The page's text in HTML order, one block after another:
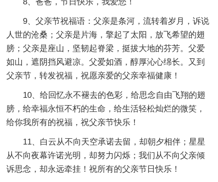
9、父亲节祝福语：父亲是条河，流转着岁月，诉说
人世的沧桑；父亲是片海，擎起了太阳，放飞希望的翅
膀；父亲是座山，坚韧起脊梁，挺拔大地的芬芳。父爱
如山，遮阴挡风避凉。父爱如酒，醇厚沁心绵长。又到
父亲节，转发祝福，祝愿亲爱的父亲幸福健康！
10、给回忆永不褪去的色彩，给思念自由飞翔的翅
膀，给幸福永恒不朽的生命，给生活轻松灿烂的微笑，
给你我所有的祝福，祝父亲节快乐！
11、白云从不向天空承诺去留，却朝夕相伴；星星
从不向夜幕许诺光明，却努力闪烁；我们从不向父亲倾
诉思念，却永远牵挂！祝所有的父亲节日快乐！